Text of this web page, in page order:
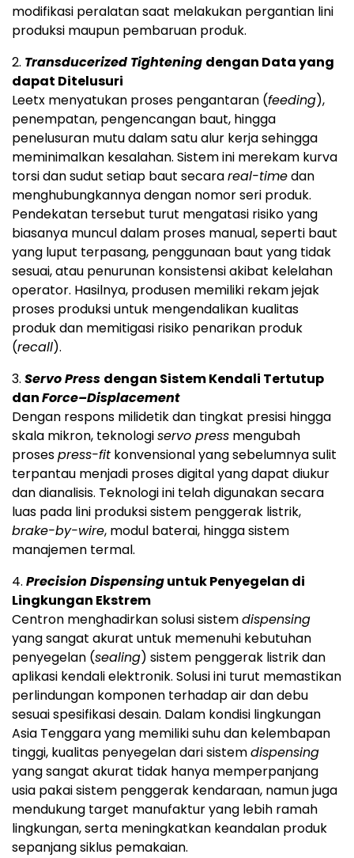
modifikasi peralatan saat melakukan pergantian lini
produksi maupun pembaruan produk.
2. Transducerized Tightening dengan Data yang
dapat Ditelusuri
Leetx menyatukan proses pengantaran (feeding),
penempatan, pengencangan baut, hingga
penelusuran mutu dalam satu alur kerja sehingga
meminimalkan kesalahan. Sistem ini merekam kurva
torsi dan sudut setiap baut secarareal-timedan
menghubungkannya dengan nomor seri produk.
Pendekatan tersebut turut mengatasi risiko yang
biasanya muncul dalam proses manual, seperti baut
yang luput terpasang, penggunaan baut yang tidak
sesuai, atau penurunan konsistensi akibat kelelahan
operator. Hasilnya, produsen memiliki rekam jejak
proses produksi untuk mengendalikan kualitas
produk dan memitigasi risiko penarikan produk
(recall).
3. Servo Press dengan Sistem Kendali Tertutup
danForce–Displacement
Dengan respons milidetik dan tingkat presisi hingga
skala mikron, teknologiservo press mengubah
prosespress-fit konvensional yang sebelumnya sulit
terpantau menjadi proses digital yang dapat diukur
dan dianalisis. Teknologi ini telah digunakan secara
luas pada lini produksi sistem penggerak listrik,
brake-by-wire, modul baterai, hingga sistem
manajemen termal.
4. Precision Dispensinguntuk Penyegelan di
Lingkungan Ekstrem
Centron menghadirkan solusi sistemdispensing
yang sangat akurat untuk memenuhi kebutuhan
penyegelan (sealing) sistem penggerak listrik dan
aplikasi kendali elektronik. Solusi ini turut memastikan
perlindungan komponen terhadap air dan debu
sesuai spesifikasi desain. Dalam kondisi lingkungan
Asia Tenggara yang memiliki suhu dan kelembapan
tinggi, kualitas penyegelan dari sistemdispensing
yang sangat akurat tidak hanya memperpanjang
usia pakai sistem penggerak kendaraan, namun juga
mendukung target manufaktur yang lebih ramah
lingkungan, serta meningkatkan keandalan produk
sepanjang siklus pemakaian.